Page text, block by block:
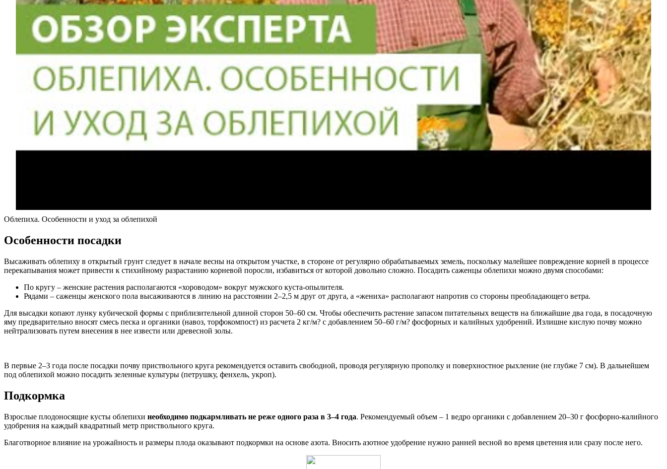
Облепиха. Особенности и уход за облепихой
Особенности посадки
Высаживать облепиху в открытый грунт следует в начале весны на открытом участке, в стороне от регулярно обрабатываемых земель, поскольку малейшее повреждение корней в процессе
перекапывания может привести к стихийному разрастанию корневой поросли, избавиться от которой довольно сложно. Посадить саженцы облепихи можно двумя способами:
По кругу – женские растения располагаются «хороводом» вокруг мужского куста-опылителя.
Рядами – саженцы женского пола высаживаются в линию на расстоянии 2–2,5 м друг от друга, а «жениха» располагают напротив со стороны преобладающего ветра.
Для высадки копают лунку кубической формы с приблизительной длиной сторон 50–60 см. Чтобы обеспечить растение запасом питательных веществ на ближайшие два года, в посадочную
яму предварительно вносят смесь песка и органики (навоз, торфокомпост) из расчета 2 кг/м? с добавлением 50–60 г/м? фосфорных и калийных удобрений. Излишне кислую почву можно
нейтрализовать путем внесения в нее извести или древесной золы.
В первые 2–3 года после посадки почву приствольного круга рекомендуется оставить свободной, проводя регулярную прополку и поверхностное рыхление (не глубже 7 см). В дальнейшем
под облепихой можно посадить зеленные культуры (петрушку, фенхель, укроп).
Подкормка
Взрослые плодоносящие кусты облепихи необходимо подкармливать не реже одного раза в 3–4 года. Рекомендуемый объем – 1 ведро органики с добавлением 20–30 г фосфорно-калийного
удобрения на каждый квадратный метр приствольного круга.
Благотворное влияние на урожайность и размеры плода оказывают подкормки на основе азота. Вносить азотное удобрение нужно ранней весной во время цветения или сразу после него.